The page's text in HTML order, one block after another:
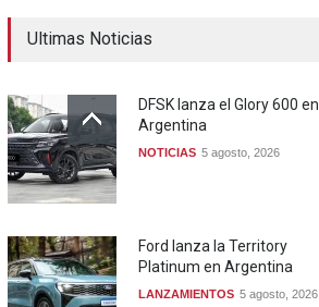
Ultimas Noticias
DFSK lanza el Glory 600 en
Argentina
NOTICIAS 5 agosto, 2026
Ford lanza la Territory
Platinum en Argentina
LANZAMIENTOS 5 agosto, 2026